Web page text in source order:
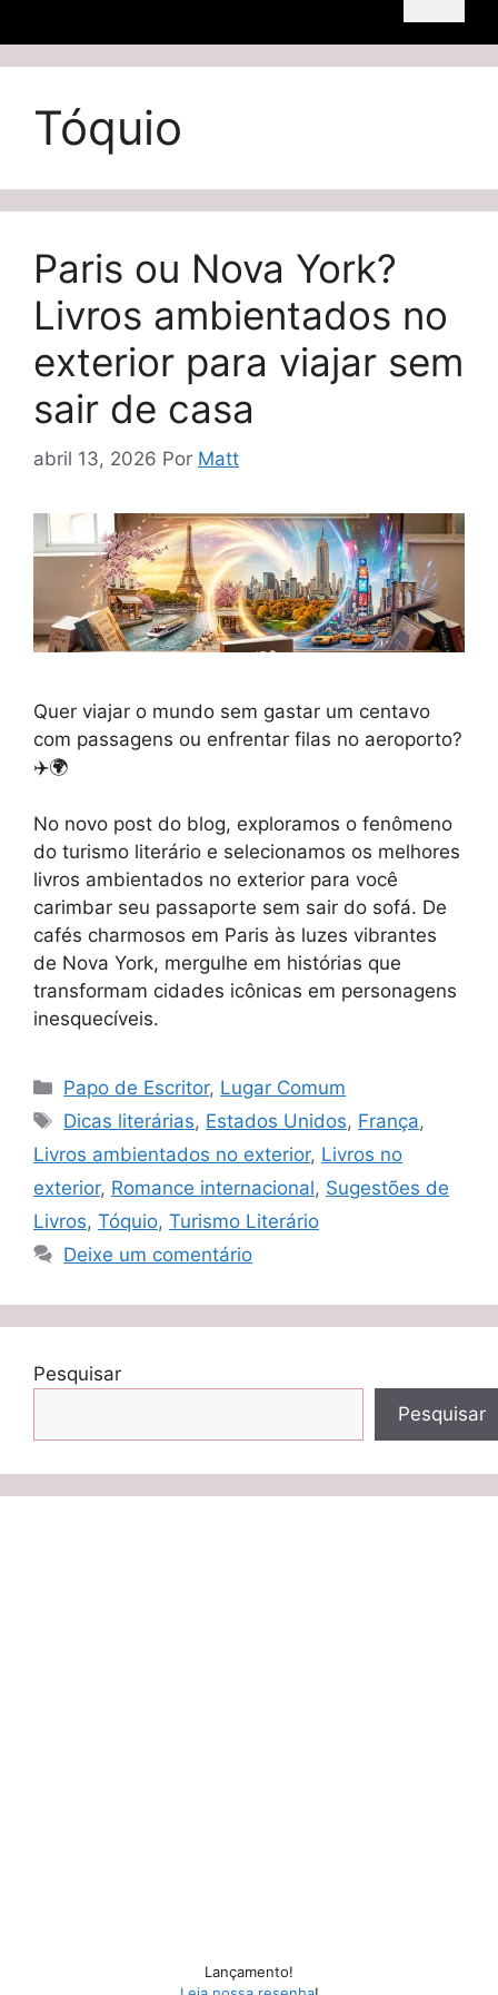
Tóquio
Paris ou Nova York?
Livros ambientados no
exterior para viajar sem
sair de casa
abril 13, 2026 Por Matt
Quer viajar o mundo sem gastar um centavo
com passagens ou enfrentar filas no aeroporto?
✈️🌍
No novo post do blog, exploramos o fenômeno
do turismo literário e selecionamos os melhores
livros ambientados no exterior para você
carimbar seu passaporte sem sair do sofá. De
cafés charmosos em Paris às luzes vibrantes
de Nova York, mergulhe em histórias que
transformam cidades icônicas em personagens
inesquecíveis.
Categorias
Papo de Escritor, Lugar Comum
Tags
Dicas literárias, Estados Unidos, França,
Livros ambientados no exterior, Livros no
exterior, Romance internacional, Sugestões de
Livros, Tóquio, Turismo Literário
Deixe um comentário
Pesquisar
Pesquisar
Lançamento!